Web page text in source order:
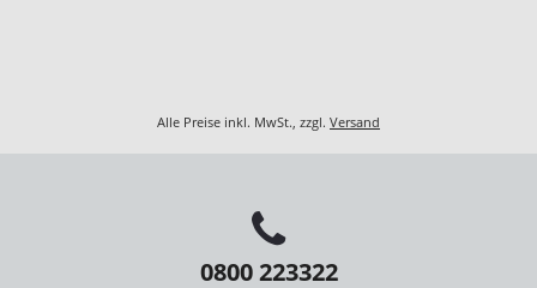
Alle Preise inkl. MwSt., zzgl. Versand
0800 223322